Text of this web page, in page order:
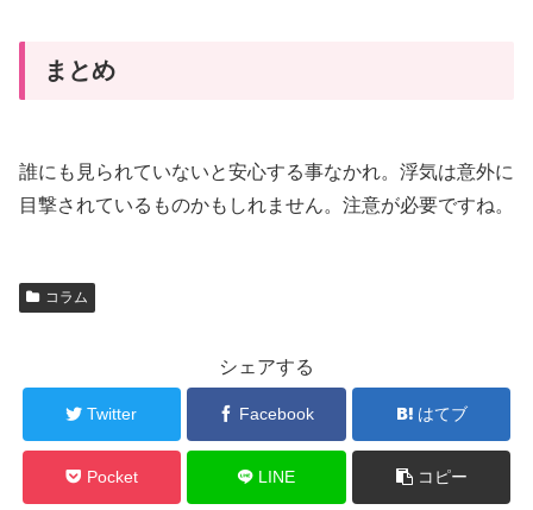
まとめ
誰にも見られていないと安心する事なかれ。浮気は意外に
目撃されているものかもしれません。注意が必要ですね。
コラム
シェアする
Twitter Facebook はてブ
Pocket LINE コピー